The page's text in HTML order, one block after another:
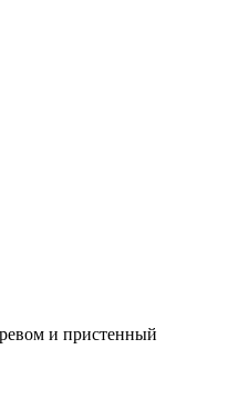
и пристенный